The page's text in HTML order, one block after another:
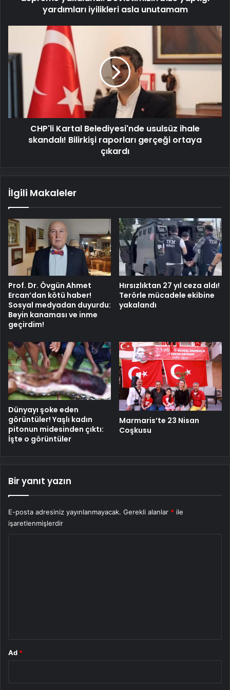
yardımları iyilikleri asla unutamam
Belediyesi'nde
usulsüz
skandalı!
raporları
gerçeği
CHP'li Kartal Belediyesi'nde usulsüz ihale
skandalı! Bilirkişi raporları gerçeği ortaya
çıkardı
İlgili Makaleler
Prof. Dr. Övgün Ahmet
Ercan’dan kötü haber!
Sosyal medyadan duyurdu:
Beyin kanaması ve inme
geçirdim!
Hırsızlıktan 27 yıl ceza aldı!
Terörle mücadele ekibine
yakalandı
Dünyayı şoke eden
görüntüler! Yaşlı kadın
pitonun midesinden çıktı:
İşte o görüntüler
Marmaris’te 23 Nisan
Coşkusu
Bir yanıt yazın
E-posta adresiniz yayınlanmayacak. Gerekli alanlar * ile
işaretlenmişlerdir
Ad *